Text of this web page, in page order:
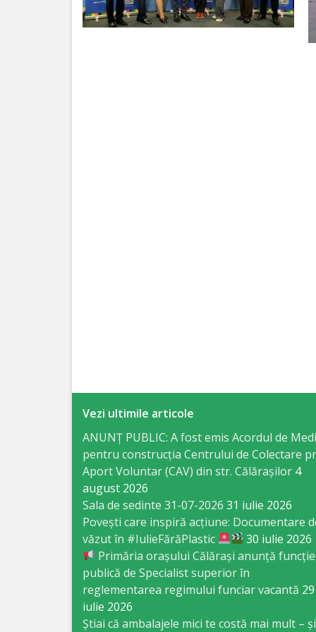
Serviciul
Construcţii,
Gospodărie
Comunală
Drumuri
Specialist
Problemele
Antreprenoriat,
Vezi ultimile articole
ANUNȚ PUBLIC: A fost emis Acordul de
pentru construcția Centrului de Colectare
Aport Voluntar (CAV) din str. Călărașilor 4
august 2026
Sala de sedinte 31-07-2026 31 iulie 2026
Povești care inspiră acțiune: Documentare
văzut în #IulieFărăPlastic
30 iulie 2026
Primăria orașului Călărași anunță funcție
publică de Specialist superior în
reglementarea regimului funciar vacantă 29
iulie 2026
Știai că ambalajele mici te costă mai mult – și